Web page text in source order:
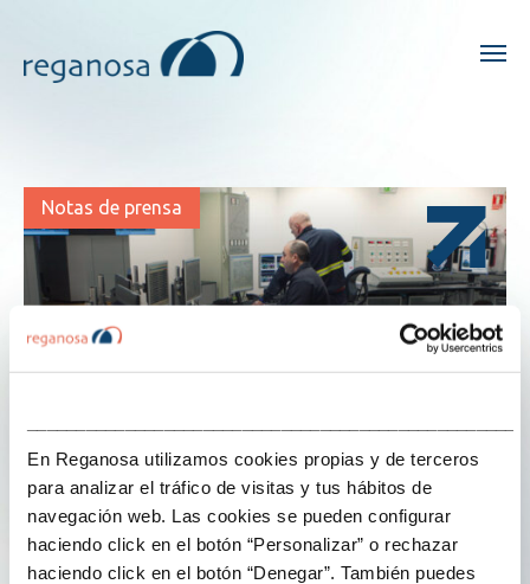
En Reganosa utilizamos cookies propias y de terceros
para analizar el tráfico de visitas y tus hábitos de
navegación web. Las cookies se pueden configurar
haciendo click en el botón “Personalizar” o rechazar
haciendo click en el botón “Denegar”. También puedes
Notas de prensa
11 de Xuño de 2020 jorgeperezreganosa